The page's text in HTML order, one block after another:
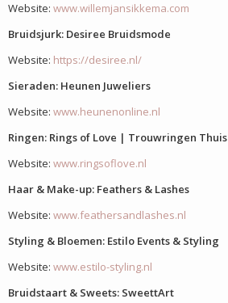
Website: www.willemjansikkema.com
Bruidsjurk: Desiree Bruidsmode
Website: https://desiree.nl/
Sieraden: Heunen Juweliers
Website: www.heunenonline.nl
Ringen: Rings of Love | Trouwringen Thuis
Website: www.ringsoflove.nl
Haar & Make-up: Feathers & Lashes
Website: www.feathersandlashes.nl
Styling & Bloemen: Estilo Events & Styling
Website: www.estilo-styling.nl
Bruidstaart & Sweets: SweettArt